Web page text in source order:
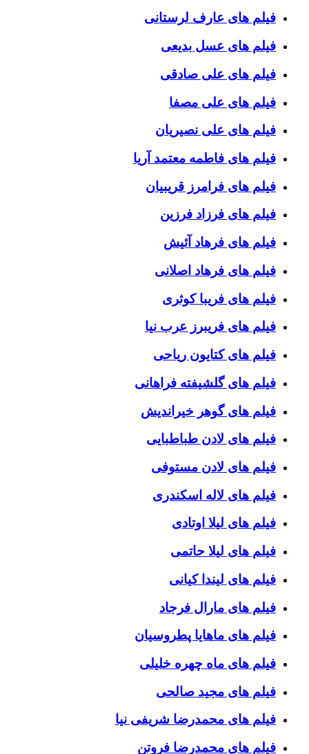
فیلم های عارف لرستانی
فیلم های عسل بدیعی
فیلم های علی صادقی
فیلم های علی مصفا
فیلم های علی نصیریان
فیلم های فاطمه معتمد آریا
فیلم های فرامرز قریبیان
فیلم های فرزاد فرزین
فیلم های فرهاد آئیش
فیلم های فرهاد اصلانی
فیلم های فریبا کوثری
فیلم های فریبرز عرب نیا
فیلم های کتایون ریاحی
فیلم های گلشیفته فراهانی
فیلم های گوهر خیراندیش
فیلم های لادن طباطبایی
فیلم های لادن مستوفی
فیلم های لاله اسکندری
فیلم های لیلا اوتادی
فیلم های لیلا حاتمی
فیلم های لیندا کیانی
فیلم های مارال فرجاد
فیلم های ماهایا پطروسیان
فیلم های ماه چهره خلیلی
فیلم های مجید صالحی
فیلم های محمدرضا شریفی نیا
فیلم های محمدرضا فروتن